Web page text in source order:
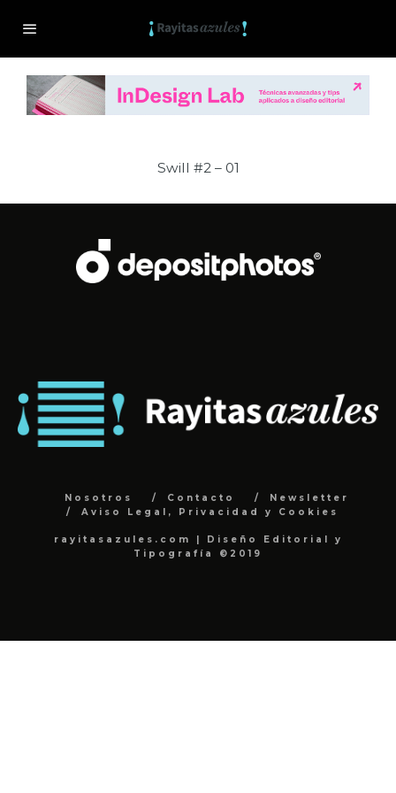
Swill #2 – 01
Nosotros Contacto
Newsletter
Aviso Legal, Privacidad y Cookies
rayitasazules.com | Diseño Editorial y
Tipografía ©2019